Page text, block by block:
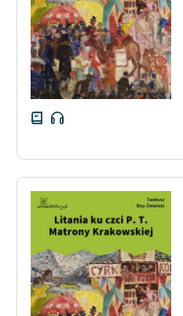
twórców przechodzących
do domeny publicznej,
lektur szkolnych oraz
Starego Testamentu
Odkurzamy bohaterów
Szkoła Poezji Wolnych
O nas
Kontakt
Zespół